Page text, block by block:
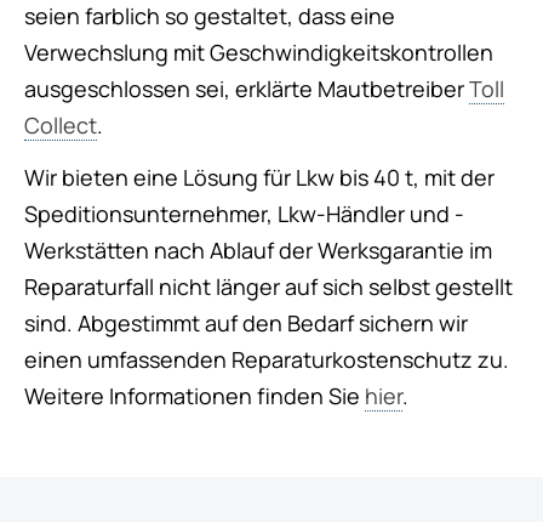
seien farblich so gestaltet, dass eine
Verwechslung mit Geschwindigkeitskontrollen
ausgeschlossen sei, erklärte MautbetreiberToll
Collect.
Wir bieten eine Lösung für Lkw bis 40 t, mit der
Speditionsunternehmer, Lkw-Händler und -
Werkstätten nach Ablauf der Werksgarantie im
Reparaturfall nicht länger auf sich selbst gestellt
sind. Abgestimmt auf den Bedarf sichern wir
einen umfassenden Reparaturkostenschutz zu.
Weitere Informationen finden Sie hier.